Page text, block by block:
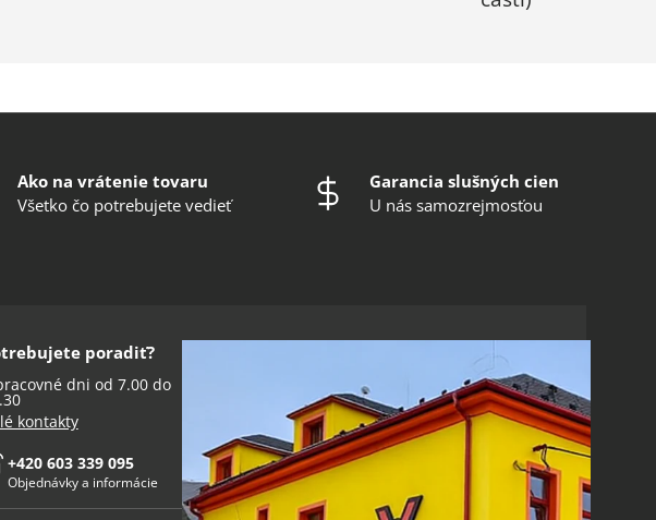
Ako na vrátenie tovaru
Všetko čo potrebujete vedieť
Garancia slušných cien
U nás samozrejmosťou
poradiť?
dni od 7.00 do
kontakty
+420 603 339 095
Objednávky a informácie